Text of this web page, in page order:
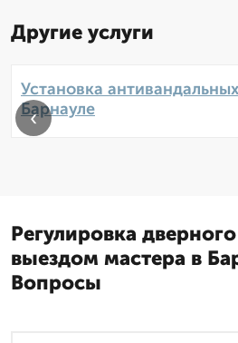
Другие услуги
Установка
Барнауле
‹
Регулировка
выездом мастера в
Вопросы